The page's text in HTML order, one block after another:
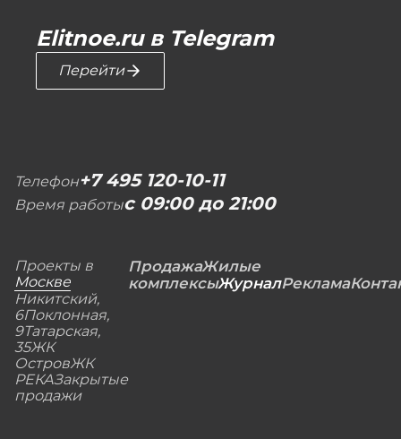
Elitnoe.ru в Telegram
Перейти
Телефон+7 495 120-10-11
Время работыс 09:00 до 21:00
Проекты в
Москве
Никитский,
6Поклонная,
9Татарская,
35ЖК
ОстровЖК
РЕКАЗакрытые
продажи
ПродажаЖилые
комплексыЖурналРеклама